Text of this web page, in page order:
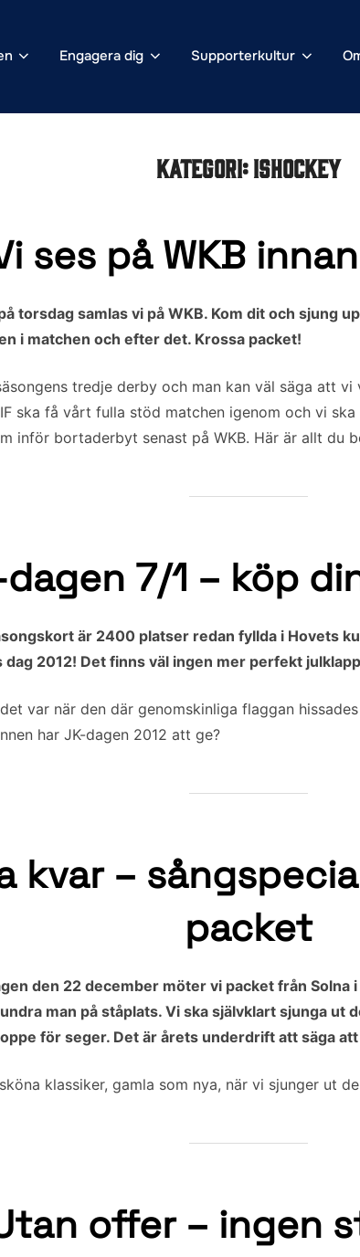
Engagera dig Supporterkultur
Kategori:Ishockey
ses på WKB
torsdag samlas vi på WKB. Kom dit och sjung
i matchen och efter det. Krossa packet!
tredje derby och man kan väl säga att
ska få vårt fulla stöd matchen igenom och vi
inför bortaderbyt senast på WKB. Här är allt du
7/1 – köp
är 2400 platser redan fyllda i Hovets
2012! Det finns väl ingen mer perfekt
var när den där genomskinliga flaggan
har JK-dagen 2012 att ge?
kvar –
packet
den 22 december möter vi packet från Solna
man på ståplats. Vi ska självklart sjunga
för seger. Det är årets underdrift att säga
klassiker, gamla som nya, när vi sjunger ut
offer – ingen